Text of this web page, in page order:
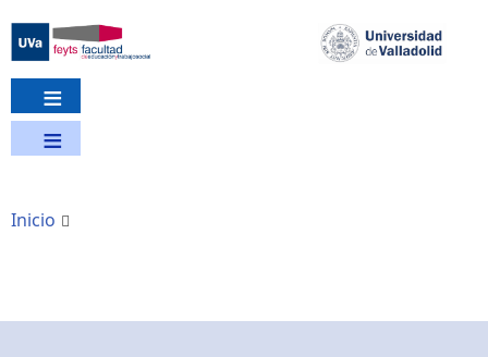
contenido
principal
Inicio